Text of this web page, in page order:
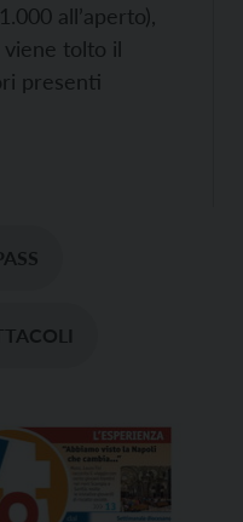
all’aperto),
tolto il
presenti